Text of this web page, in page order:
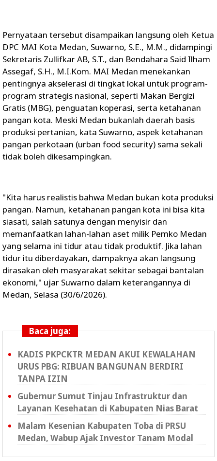
​Pernyataan tersebut disampaikan langsung oleh Ketua
DPC MAI Kota Medan, Suwarno, S.E., M.M., didampingi
Sekretaris Zullifkar AB, S.T., dan Bendahara Said Ilham
Assegaf, S.H., M.I.Kom. MAI Medan menekankan
pentingnya akselerasi di tingkat lokal untuk program-
program strategis nasional, seperti Makan Bergizi
Gratis (MBG), penguatan koperasi, serta ketahanan
pangan kota. ​Meski Medan bukanlah daerah basis
produksi pertanian, kata Suwarno, aspek ketahanan
pangan perkotaan (urban food security) sama sekali
tidak boleh dikesampingkan.
​"Kita harus realistis bahwa Medan bukan kota produksi
pangan. Namun, ketahanan pangan kota ini bisa kita
siasati, salah satunya dengan menyisir dan
memanfaatkan lahan-lahan aset milik Pemko Medan
yang selama ini tidur atau tidak produktif. Jika lahan
tidur itu diberdayakan, dampaknya akan langsung
dirasakan oleh masyarakat sekitar sebagai bantalan
ekonomi," ujar Suwarno dalam keterangannya di
Medan, Selasa (30/6/2026).
Baca juga:
KADIS PKPCKTR MEDAN AKUI KEWALAHAN
URUS PBG: RIBUAN BANGUNAN BERDIRI
TANPA IZIN
Gubernur Sumut Tinjau Infrastruktur dan
Layanan Kesehatan di Kabupaten Nias Barat
Malam Kesenian Kabupaten Toba di PRSU
Medan, Wabup Ajak Investor Tanam Modal